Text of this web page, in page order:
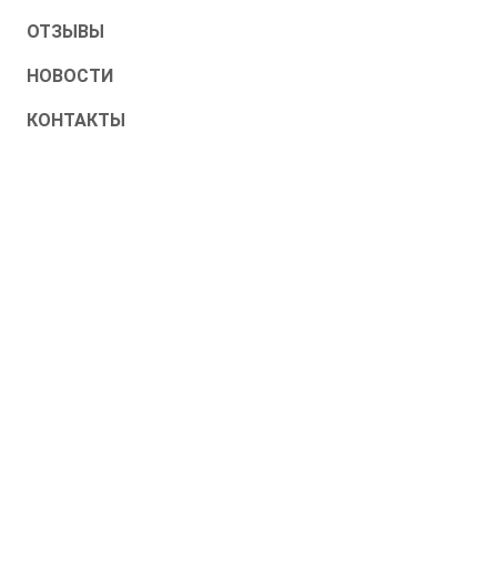
ОТЗЫВЫ
НОВОСТИ
КОНТАКТЫ